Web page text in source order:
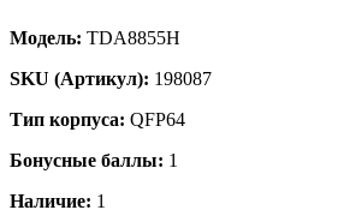
Модель: TDA8855H
SKU (Артикул): 198087
Тип корпуса: QFP64
Бонусные баллы: 1
Наличие: 1